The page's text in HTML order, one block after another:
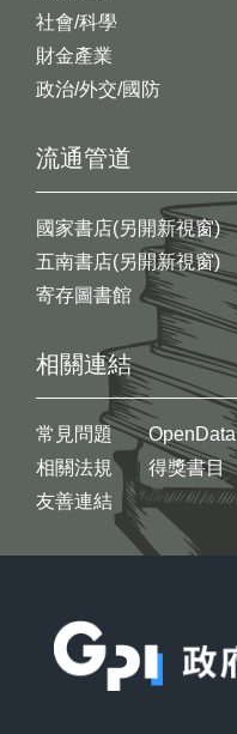
社會/科學
財金產業
政治/外交/國防
流通管道
國家書店(另開新視窗)
五南書店(另開新視窗)
寄存圖書館
相關連結
常見問題
相關法規
友善連結
OpenData
得獎書目